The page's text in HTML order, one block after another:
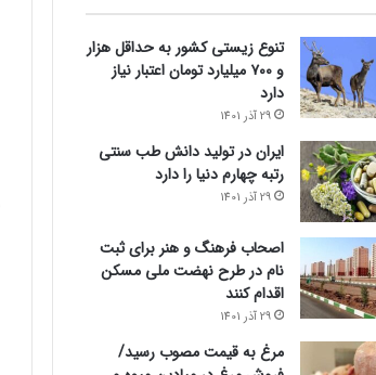
تنوع زیستی کشور به حداقل هزار
و ۷۰۰ میلیارد تومان اعتبار نیاز
دارد
29 آذر 1401
ایران در تولید دانش طب سنتی
رتبه چهارم دنیا را دارد
29 آذر 1401
اصحاب فرهنگ و هنر برای ثبت
نام در طرح نهضت ملی مسکن
اقدام کنند
29 آذر 1401
مرغ به قیمت مصوب رسید/